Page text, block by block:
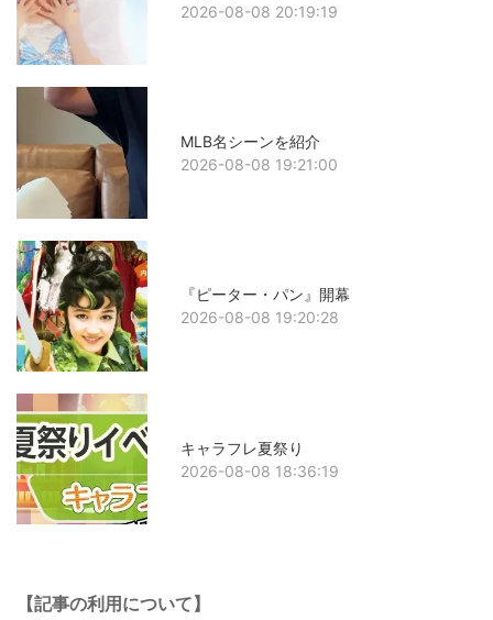
2026-08-08 20:19:19
MLB名シーンを紹介
2026-08-08 19:21:00
『ピーター・パン』開幕
2026-08-08 19:20:28
キャラフレ夏祭り
2026-08-08 18:36:19
【記事の利用について】